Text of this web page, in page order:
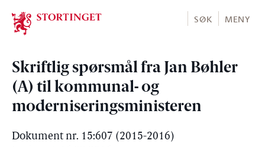
Stortinget.no
SØK MENY
Skriftlig spørsmål fra Jan Bøhler
(A) til kommunal- og
moderniseringsministeren
Dokument nr. 15:607 (2015-2016)